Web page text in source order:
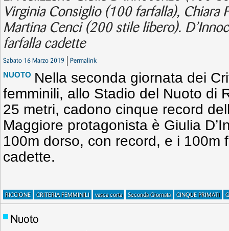
Virginia Consiglio (100 farfalla), Chiara
Martina Cenci (200 stile libero).
farfalla cadette
Sabato 16 Marzo 2019 Permalink
NUOTO Nella seconda giornata dei
femminili, allo Stadio del Nuoto di
25 metri, cadono cinque record
Maggiore protagonista è Giulia
100m dorso, con record, e i 100m
cadette.
RICCIONE CRITERIA FEMMINILI vasca corta Seconda Giornata CINQUE PRIMATI
Nuoto